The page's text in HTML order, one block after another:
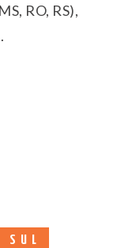
RO, RS),
SUL